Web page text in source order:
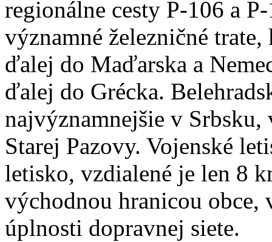
regionálne cesty P-106 a
významné železničné
ďalej do Maďarska a
ďalej do Grécka.
najvýznamnejšie v
Starej Pazovy. Vojenské
letisko, vzdialené je len 8
východnou hranicou obce,
úplnosti dopravnej siete.